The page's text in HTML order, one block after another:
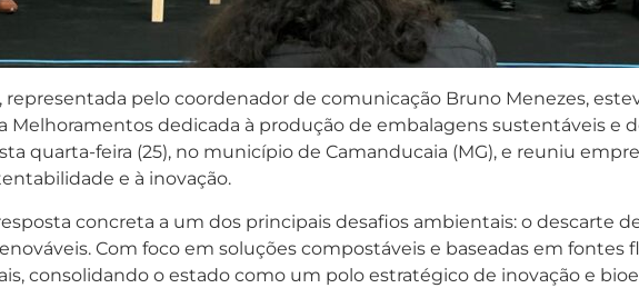
representada pelo coordenador de comunicação Bruno Menezes,
Melhoramentos dedicada à produção de embalagens sustentáveis e
quarta-feira (25), no município de Camanducaia (MG), e reuniu
e à inovação.
concreta a um dos principais desafios ambientais: o descarte
Com foco em soluções compostáveis e baseadas em fontes
consolidando o estado como um polo estratégico de inovação e